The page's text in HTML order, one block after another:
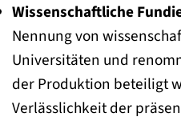
Wissenschaftliche
Nennung von
Universitäten und
der Produktion beteiligt
Verlässlichkeit der